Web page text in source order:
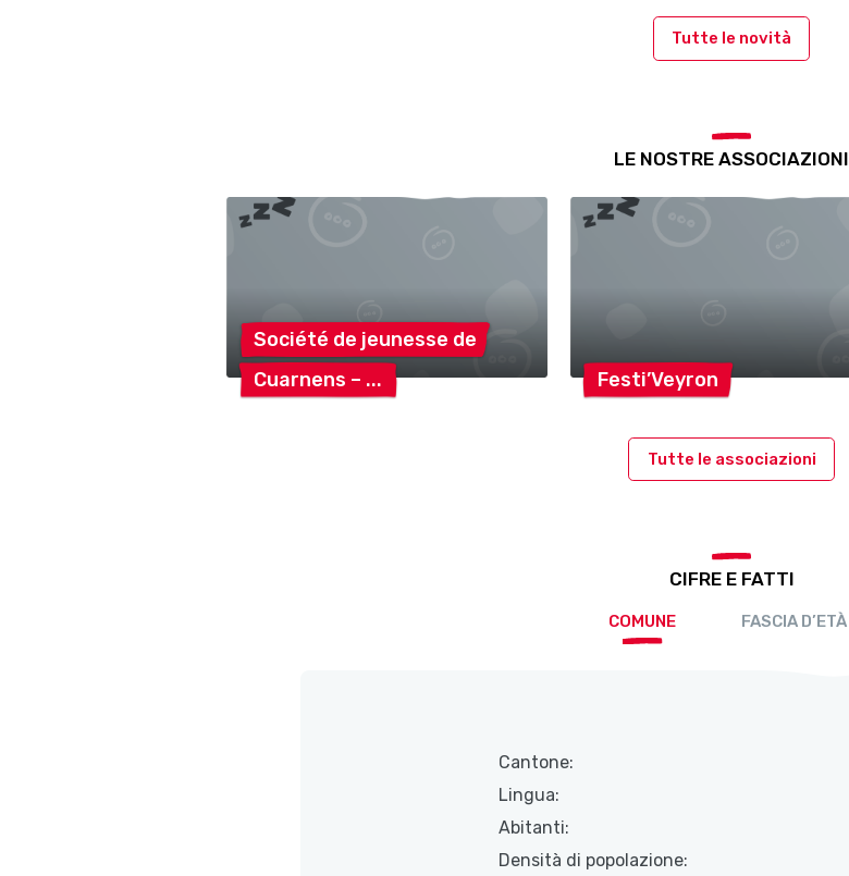
Tutte le novità
LE NOSTRE ASSOCIAZIONI
Société de jeunesse de
Cuarnens – Festi’Veyron
Tutte le associazioni
CIFRE E FATTI
COMUNE FASCIA D’ETÀ
Cantone:
Lingua:
Abitanti:
Densità di popolazione: